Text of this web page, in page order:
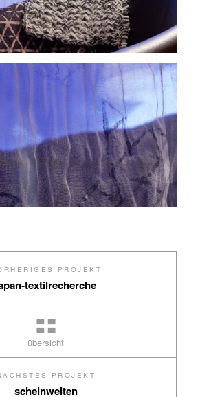
PROJEKT
textilrecherche
übersicht
PROJEKT
scheinwelten